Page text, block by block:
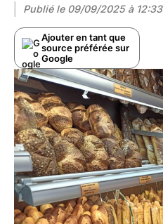
Publié le 09/09/2025 à 12:33
Ajouter en tant que
source préférée sur
Google